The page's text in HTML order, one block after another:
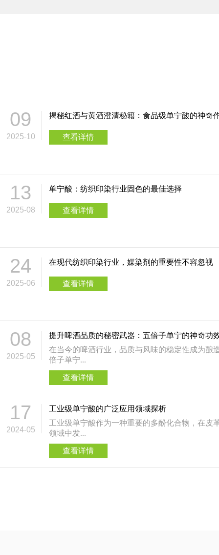
发现使得单宁酸在预防心血
生产过程中，单宁酸还
宁酸还能与红酒中的其
步增加了红酒的复杂性
然单宁酸在红酒中具有
因此，在享受红酒时，我们应
熟、防止氧化再到预防
的重要地位和价值。在
用的原则，以保持身体健
09
2025-10
揭秘红酒与黄酒澄清秘籍：食品级单宁酸的神奇
查看详情
13
2025-08
单宁酸：纺织印染行业固色的最佳选择
查看详情
24
2025-06
在现代纺织印染行业，媒染剂的重要性不容忽视
查看详情
08
2025-05
提升啤酒品质的秘密武器：五倍子单宁的神奇功
在当今的啤酒行业，品质与风味的稳定性成为酿
倍子单宁...
查看详情
17
2024-05
工业级单宁酸的广泛应用领域探析
工业级单宁酸作为一种重要的多酚化合物，在皮
领域中发...
查看详情